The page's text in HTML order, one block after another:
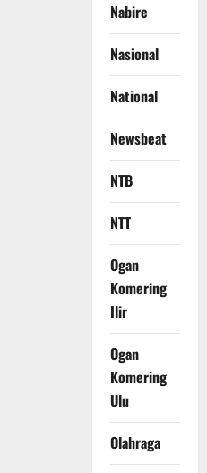
Nabire
Nasional
National
Newsbeat
NTB
NTT
Ogan
Komering
Ilir
Ogan
Komering
Ulu
Olahraga